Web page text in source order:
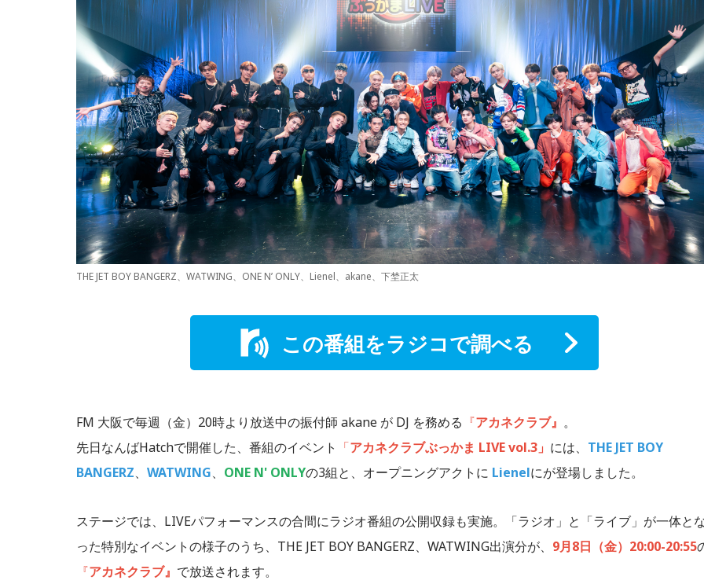
THE JET BOY BANGERZ、WATWING、ONE N’ ONLY、Lienel、akane、下埜正太
この番組をラジコで調べる
FM 大阪で毎週（金）20時より放送中の振付師 akane が DJ を務める 『アカネクラブ』 。
先日なんばHatchで開催した、番組のイベント 「アカネクラブぶっかま LIVE vol.3」 には、 THE JET BOY
BANGERZ、 WATWING、 ONE N' ONLYの3組と、オープニングアクトに Lienelにが登場しました。
ステージでは、LIVEパフォーマンスの合間にラジオ番組の公開収録も実施。「ラジオ」と「ライブ」が一体と
った特別なイベントの様子のうち、THE JET BOY BANGERZ、WATWING出演分が、 9月8日（金）20:00-20:55
『アカネクラブ』 で放送されます。